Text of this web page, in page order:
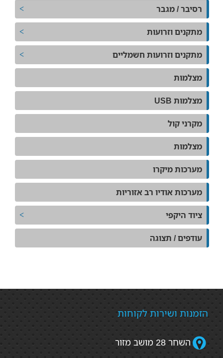
רסיבר / מגבר
מתקנים וזרועות
מתקנים וזרועות חשמליים
מצלמות
מצלמות USB
מקרני קול
מצלמות
מערכות מיקרו
מערכות אודיו רב אזוריות
ציוד היקפי
עודפים / תצוגה
הזמנות ושירות לקוחות
השחר 28 מושב מזור